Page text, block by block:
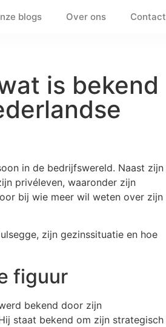
blogs Over ons Contact
is bekend
in de bedrijfswereld. Naast zijn
privéleven, waaronder zijn
bij wie meer wil weten over zijn
zijn gezinssituatie en hoe
figuur
bekend door zijn
staat bekend om zijn strategisch